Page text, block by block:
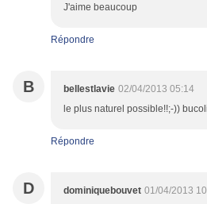
J'aime beaucoup
Répondre
B bellestlavie 02/04/2013 05:14
le plus naturel possible!!;-))
Répondre
D dominiquebouvet 01/04/2013